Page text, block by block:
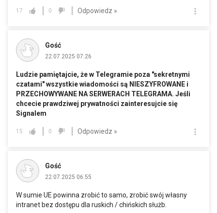
17 0 Odpowiedz »
Gość
22.07.2025 07:26
Ludzie pamiętajcie, że w Telegramie poza "sekretnymi
czatami" wszystkie wiadomości są NIESZYFROWANE i
PRZECHOWYWANE NA SERWERACH TELEGRAMA. Jeśli
chcecie prawdziwej prywatności zainteresujcie się
Signalem
15 0 Odpowiedz »
Gość
22.07.2025 06:55
W sumie UE powinna zrobić to samo, zrobić swój własny
intranet bez dostępu dla ruskich / chińskich służb.